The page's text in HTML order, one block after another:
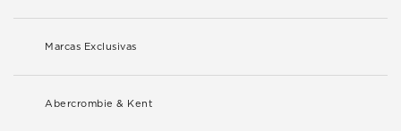
Marcas Exclusivas
Abercrombie & Kent